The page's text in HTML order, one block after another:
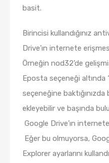
basit.
Birincisi kullandığınız
Drive’ın internete
Örneğin nod32’de
Eposta seçeneği altında
seçeneğine baktığınızda
ekleyebilir ve başında
Google Drive’ın
Eğer bu olmuyorsa,
Explorer ayarlarını